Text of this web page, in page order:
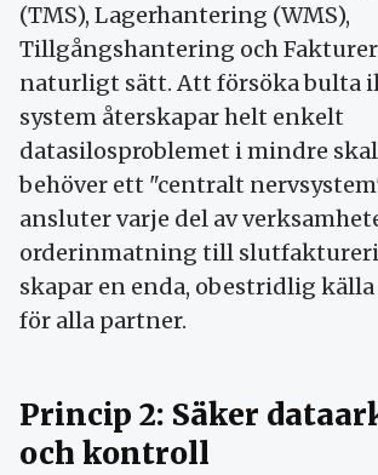
(TMS), Lagerhantering (WMS),
Tillgångshantering och
naturligt sätt. Att försöka bulta
system återskapar helt enkelt
datasilosproblemet i mindre
behöver ett "centralt
ansluter varje del av
orderinmatning till
skapar en enda, obestridlig
för alla partner.
Princip 2: Säker
och kontroll